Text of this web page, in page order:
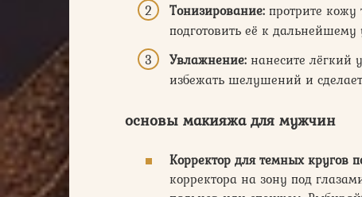
Тонизирование: протрите кожу
подготовить её к дальнейшему
Увлажнение: нанесите лёгкий
избежать шелушений и
основы макияжа для мужчин
Корректор для темных кругов
корректора на зону под